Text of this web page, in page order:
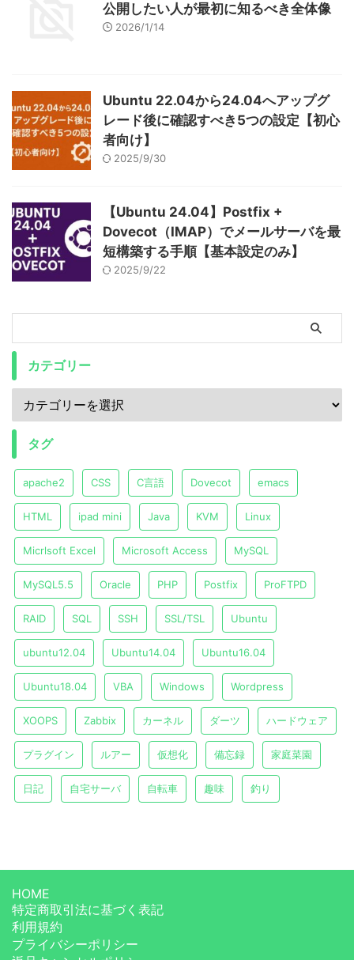
公開したい人が最初に知るべき全体像
2026/1/14
Ubuntu 22.04から24.04へアップグ
レード後に確認すべき5つの設定【初心
者向け】
2025/9/30
【Ubuntu 24.04】Postfix +
Dovecot（IMAP）でメールサーバを最
短構築する手順【基本設定のみ】
2025/9/22
カテゴリー
タグ
apache2 CSS C言語 Dovecot emacs
HTML ipad mini Java KVM Linux
Micrlsoft Excel Microsoft Access MySQL
MySQL5.5 Oracle PHP Postfix ProFTPD
RAID SQL SSH SSL/TSL Ubuntu
ubuntu12.04 Ubuntu14.04 Ubuntu16.04
Ubuntu18.04 VBA Windows Wordpress
XOOPS Zabbix カーネル ダーツ ハードウェア
プラグイン ルアー 仮想化 備忘録 家庭菜園
日記 自宅サーバ 自転車 趣味 釣り
HOME
特定商取引法に基づく表記
利用規約
プライバシーポリシー